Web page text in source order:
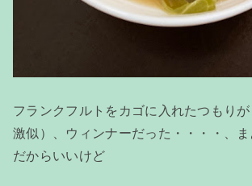
フランクフルトをカゴに入れたつもり
激似）、ウィンナーだった・・・・、
だからいいけど